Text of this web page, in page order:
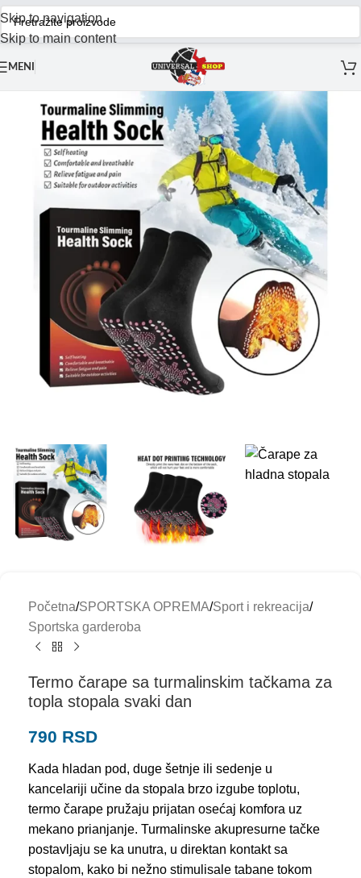
Skip to navigation
Skip to main content
MENI
Početna/SPORTSKA OPREMA/Sport i rekreacija/
Sportska garderoba
Termo čarape sa turmalinskim tačkama za
topla stopala svaki dan
790 RSD
Kada hladan pod, duge šetnje ili sedenje u
kancelariji učine da stopala brzo izgube toplotu,
termo čarape pružaju prijatan osećaj komfora uz
mekano prianjanje. Turmalinske akupresurne tačke
postavljaju se ka unutra, u direktan kontakt sa
stopalom, kako bi nežno stimulisale tabane tokom